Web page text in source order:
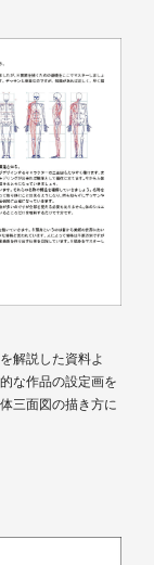
解説した資料よ
な作品の設定画を
三面図の描き方に